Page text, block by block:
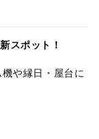
スポット！
や縁日・屋台に